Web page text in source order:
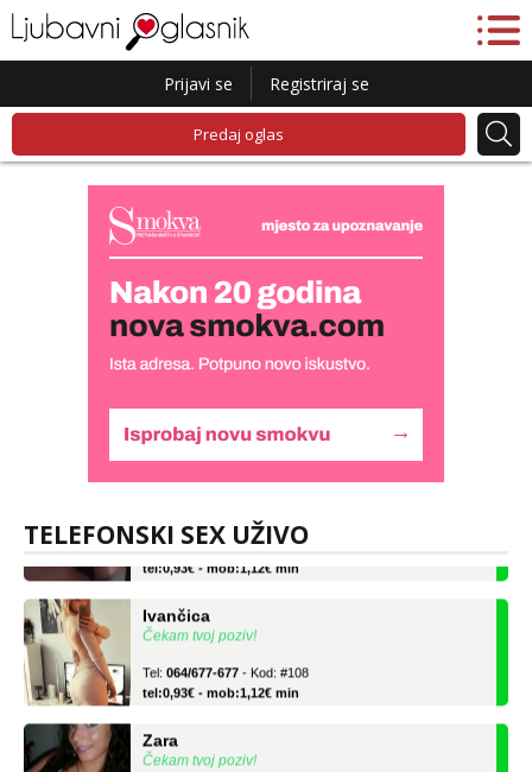
Prijavi se Registriraj se
Predaj oglas
TELEFONSKI SEX UŽIVO
Monika
Tel: 064/677-677- Kod: #133
Ivančica
Čekam tvoj poziv!
Zara
Čekam tvoj poziv!